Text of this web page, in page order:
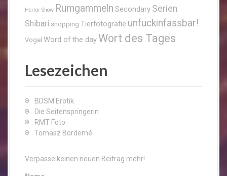
Horror Show Rumgammeln Secondary Serien
Shibari shopping Tierfotografie unfuckinfassbar!
Vogel Word of the day Wort des Tages
Lesezeichen
BDSM Erotik
Die Seitenspringerin
RMT Foto
Tomasz Bordemé
Verpasse keinen neuen Beitrag mehr!